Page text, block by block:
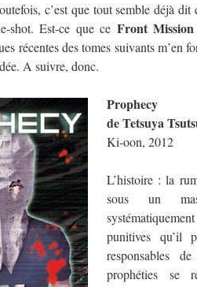
c’est que tout semble déjà
shot. Est-ce que ce Front Mission
récentes des tomes suivants m’en
A suivre, donc.
Prophecy
de Tetsuya
Ki-oon, 2012
L’histoire : la
sous un
punitives qu’il
responsables
prophéties se